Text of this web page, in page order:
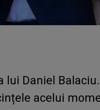
Daniel
acelui